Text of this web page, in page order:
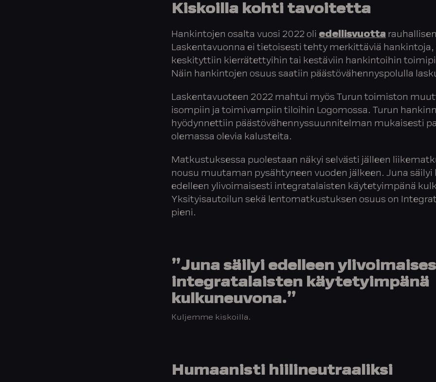
Kiskoilla kohti tavoitetta
Hankintojen osalta vuosi 2022 oli edellisvuotta
Laskentavuonna ei tietoisesti tehty merkittäviä hankintoja,
keskityttiin kierrätettyihin tai kestäviin hankintoihin
Näin hankintojen osuus saatiin päästövähennyspolulla
Laskentavuoteen 2022 mahtui myös Turun toimiston
isompiin ja toimivampiin tiloihin Logomossa. Turun
hyödynnettiin päästövähennyssuunnitelman mukaisesti
olemassa olevia kalusteita.
Matkustuksessa puolestaan näkyi selvästi jälleen
nousu muutaman pysähtyneen vuoden jälkeen. Juna säilyi
edelleen ylivoimaisesti integratalaisten käytetyimpänä
Yksityisautoilun sekä lentomatkustuksen osuus on
pieni.
”Juna säilyi edelleen
integratalaisten käytetyimpänä
kulkuneuvona.”
Kuljemme kiskoilla.
Humaanisti hiilineutraaliksi